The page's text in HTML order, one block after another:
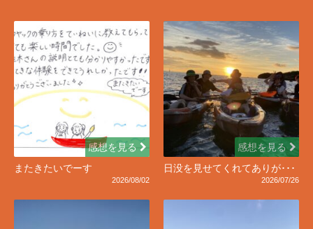
感想を見る
またきたいでーす
2026/08/02
感想を見る
日没を見せてくれてありが･･･
2026/07/26